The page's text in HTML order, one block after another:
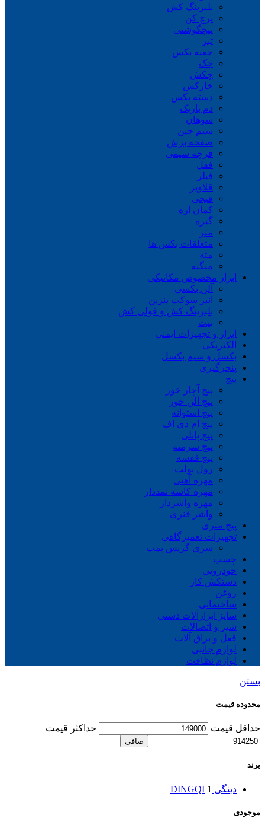
بلبرینگ کش
پرچ کن
پیچگوشتی
تبر
جعبه بکس
جک
چکش
خارکش
دسته بکس
دم باریک
سوهان
سیم چین
صفحه برش
فرچه سیمی
ففل
فیلر
قلاویز
قیچی
کمان اره
گیره
متر
متعلقات بکس ها
مته
منگنه
ابزار مخصوص مکانیکی
آلن بکسی
انبر سوکت بنزین
بلبرینگ کش و فولی کش
بیت
ابزار و تجهیزات ایمنی
الکتریکی
بکسل و سیم بکسل
پنچرگیری
پیچ
پیچ آچار خور
پیچ آلن خور
پیچ استوانه
پیچ ام دی اف
پیچ پانلی
پیچ سرمته
پیچ قفسه
رول بولت
مهره آهنی
مهره کاسه نمددار
مهره واشردار
واشر فنری
پیچ متری
تجهیزات تعمیرگاهی
سری گریس پمپ
چسب
خودرویی
دستکش کار
روغن
ساختمانی
سایز ابزارآلات دستی
شیر و اتصالات
قفل و یراق آلات
لوازم جانبی
لوازم نظافت
بستن
محدوده قیمت
حداقل قیمت حداكثر قيمت
صافی
برند
دینگی DINGQI 1
موجودی